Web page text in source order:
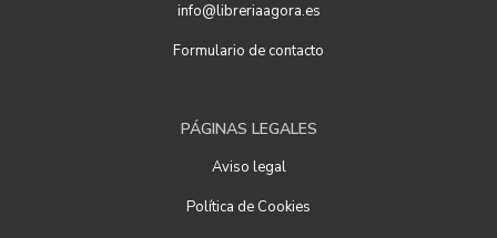
info@libreriaagora.es
Formulario de contacto
PÁGINAS LEGALES
Aviso legal
Política de Cookies